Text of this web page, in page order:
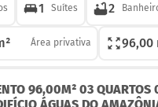
1 Suítes 2
Área privativa 96,00
96,00M² 03 QUARTOS